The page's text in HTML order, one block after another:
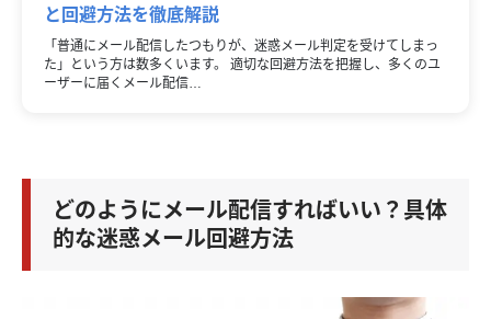
と回避方法を徹底解説
「普通にメール配信したつもりが、迷惑メール判定を受けてしまっ
た」という方は数多くいます。 適切な回避方法を把握し、多くのユ
ーザーに届くメール配信…
どのようにメール配信すればいい？具体
的な迷惑メール回避方法